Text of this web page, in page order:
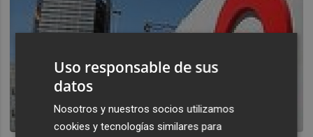
Uso responsable de sus
datos
Nosotros y nuestros socios utilizamos
cookies y tecnologías similares para